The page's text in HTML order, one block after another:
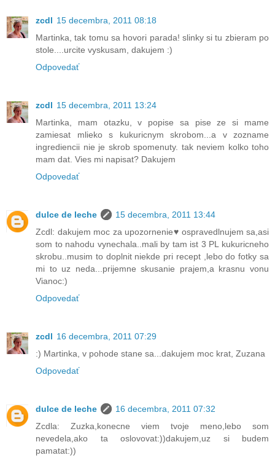
zcdl 15 decembra, 2011 08:18
Martinka, tak tomu sa hovori parada! slinky si tu zbieram po
stole....urcite vyskusam, dakujem :)
Odpovedať
zcdl 15 decembra, 2011 13:24
Martinka, mam otazku, v popise sa pise ze si mame
zamiesat mlieko s kukuricnym skrobom...a v zozname
ingrediencii nie je skrob spomenuty. tak neviem kolko toho
mam dat. Vies mi napisat? Dakujem
Odpovedať
dulce de leche
15 decembra, 2011 13:44
Zcdl: dakujem moc za upozornenie♥ ospravedlnujem sa,asi
som to nahodu vynechala..mali by tam ist 3 PL kukuricneho
skrobu..musim to doplnit niekde pri recept ,lebo do fotky sa
mi to uz neda...prijemne skusanie prajem,a krasnu vonu
Vianoc:)
Odpovedať
zcdl 16 decembra, 2011 07:29
:) Martinka, v pohode stane sa...dakujem moc krat, Zuzana
Odpovedať
dulce de leche
16 decembra, 2011 07:32
Zcdla: Zuzka,konecne viem tvoje meno,lebo som
nevedela,ako ta oslovovat:))dakujem,uz si budem
pamatat:))